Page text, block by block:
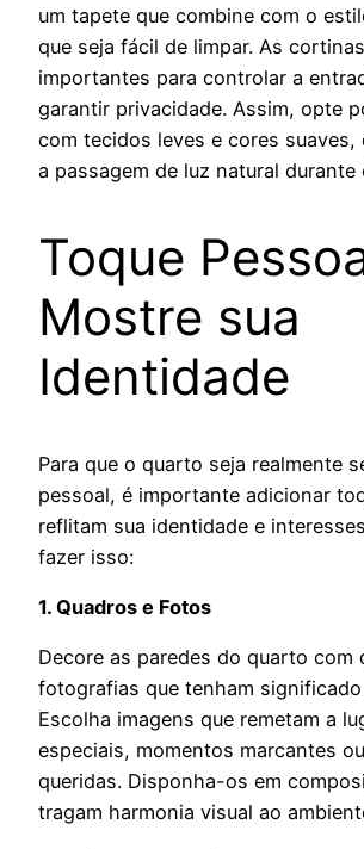
um tapete que combine com o
que seja fácil de limpar. As
importantes para controlar a
garantir privacidade. Assim, opte
com tecidos leves e cores suaves,
a passagem de luz natural durante
Toque
Mostre sua
Identidade
Para que o quarto seja realmente
pessoal, é importante adicionar
reflitam sua identidade e
fazer isso:
1. Quadros e Fotos
Decore as paredes do quarto com
fotografias que tenham
Escolha imagens que remetam a
especiais, momentos marcantes
queridas. Disponha-os em
tragam harmonia visual ao